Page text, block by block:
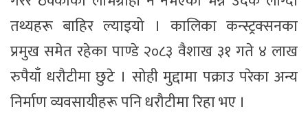
तथ्यहरू बाहिर ल्याइयो । कालिका कन्स्ट्रक्सनका
प्रमुख समेत रहेका पाण्डे २०८३ वैशाख ३१ गते ४ लाख
रुपैयाँ धरौटीमा छुटे । सोही मुद्दामा पक्राउ परेका अन्य
निर्माण व्यवसायीहरू पनि धरौटीमा रिहा भए ।